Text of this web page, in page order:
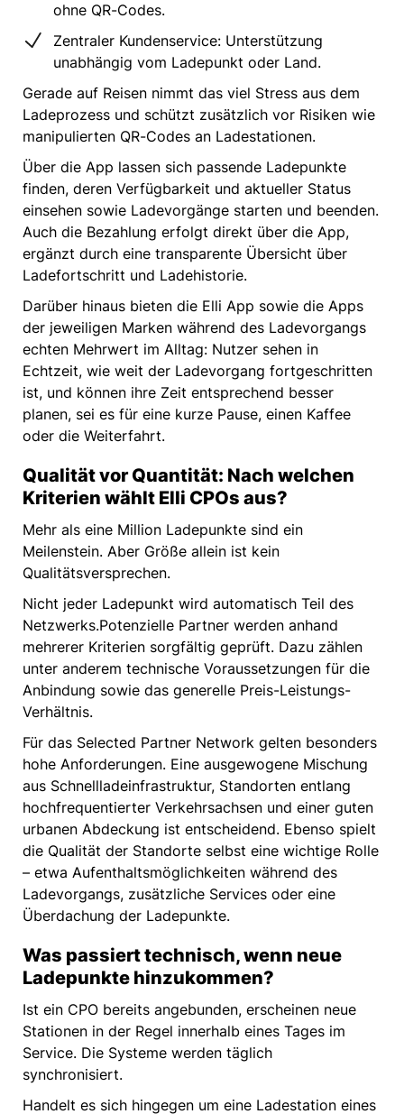
ohne QR-Codes.
Zentraler Kundenservice: Unterstützung
unabhängig vom Ladepunkt oder Land.
Gerade auf Reisen nimmt das viel Stress aus dem
Ladeprozess und schützt zusätzlich vor Risiken wie
manipulierten QR-Codes an Ladestationen.
Über die App lassen sich passende Ladepunkte
finden, deren Verfügbarkeit und aktueller Status
einsehen sowie Ladevorgänge starten und beenden.
Auch die Bezahlung erfolgt direkt über die App,
ergänzt durch eine transparente Übersicht über
Ladefortschritt und Ladehistorie.
Darüber hinaus bieten die Elli App sowie die Apps
der jeweiligen Marken während des Ladevorgangs
echten Mehrwert im Alltag: Nutzer sehen in
Echtzeit, wie weit der Ladevorgang fortgeschritten
ist, und können ihre Zeit entsprechend besser
planen, sei es für eine kurze Pause, einen Kaffee
oder die Weiterfahrt.
Qualität vor Quantität: Nach welchen
Kriterien wählt Elli CPOs aus?
Mehr als eine Million Ladepunkte sind ein
Meilenstein. Aber Größe allein ist kein
Qualitätsversprechen.
Nicht jeder Ladepunkt wird automatisch Teil des
Netzwerks.Potenzielle Partner werden anhand
mehrerer Kriterien sorgfältig geprüft. Dazu zählen
unter anderem technische Voraussetzungen für die
Anbindung sowie das generelle Preis-Leistungs-
Verhältnis.
Für das Selected Partner Network gelten besonders
hohe Anforderungen. Eine ausgewogene Mischung
aus Schnellladeinfrastruktur, Standorten entlang
hochfrequentierter Verkehrsachsen und einer guten
urbanen Abdeckung ist entscheidend. Ebenso spielt
die Qualität der Standorte selbst eine wichtige Rolle
– etwa Aufenthaltsmöglichkeiten während des
Ladevorgangs, zusätzliche Services oder eine
Überdachung der Ladepunkte.
Was passiert technisch, wenn neue
Ladepunkte hinzukommen?
Ist ein CPO bereits angebunden, erscheinen neue
Stationen in der Regel innerhalb eines Tages im
Service. Die Systeme werden täglich
synchronisiert.
Handelt es sich hingegen um eine Ladestation eines